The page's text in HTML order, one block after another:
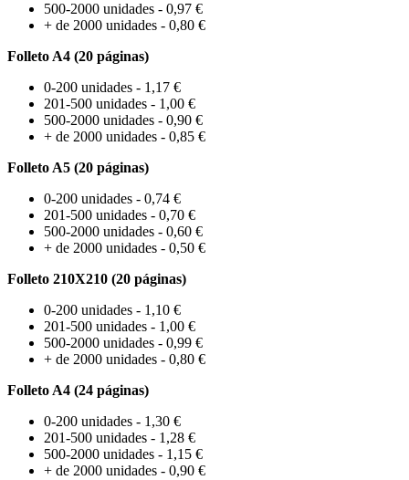
500-2000 unidades - 0,97 €
+ de 2000 unidades - 0,80 €
Folleto A4 (20 páginas)
0-200 unidades - 1,17 €
201-500 unidades - 1,00 €
500-2000 unidades - 0,90 €
+ de 2000 unidades - 0,85 €
Folleto A5 (20 páginas)
0-200 unidades - 0,74 €
201-500 unidades - 0,70 €
500-2000 unidades - 0,60 €
+ de 2000 unidades - 0,50 €
Folleto 210X210 (20 páginas)
0-200 unidades - 1,10 €
201-500 unidades - 1,00 €
500-2000 unidades - 0,99 €
+ de 2000 unidades - 0,80 €
Folleto A4 (24 páginas)
0-200 unidades - 1,30 €
201-500 unidades - 1,28 €
500-2000 unidades - 1,15 €
+ de 2000 unidades - 0,90 €